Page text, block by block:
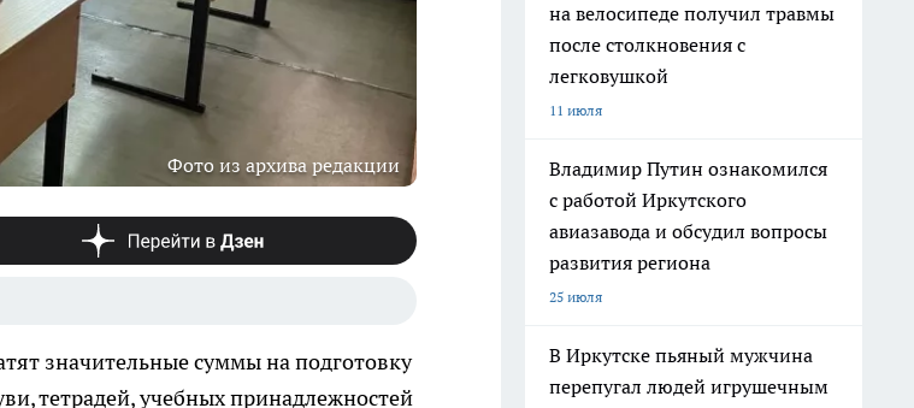
Фото из архива редакции
значительные суммы на подготовку
тетрадей, учебных принадлежностей
на велосипеде получил травмы
после столкновения с
легковушкой
11 июля
Владимир Путин ознакомился
с работой Иркутского
авиазавода и обсудил вопросы
развития региона
25 июля
В Иркутске пьяный мужчина
перепугал людей игрушечным